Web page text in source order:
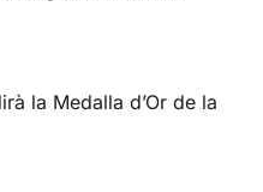
la Medalla d’Or de la